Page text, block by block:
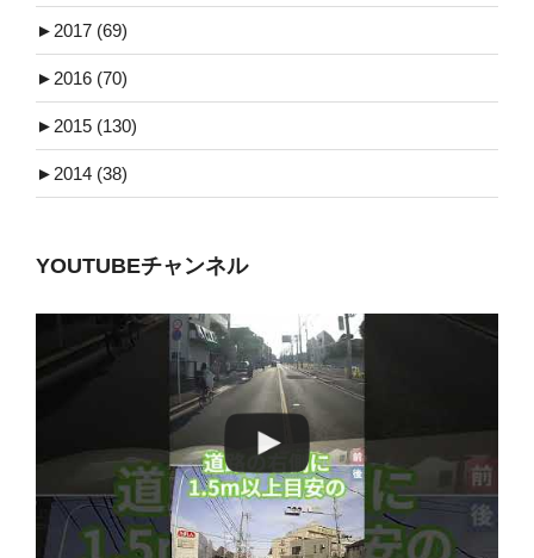
► 2017 (69)
► 2016 (70)
► 2015 (130)
► 2014 (38)
YOUTUBEチャンネル